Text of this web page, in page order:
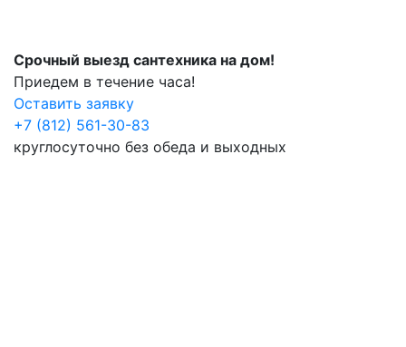
Срочный выезд сантехника на дом!
Приедем в течение часа!
Оставить заявку
+7 (812) 561-30-83
круглосуточно без обеда и выходных